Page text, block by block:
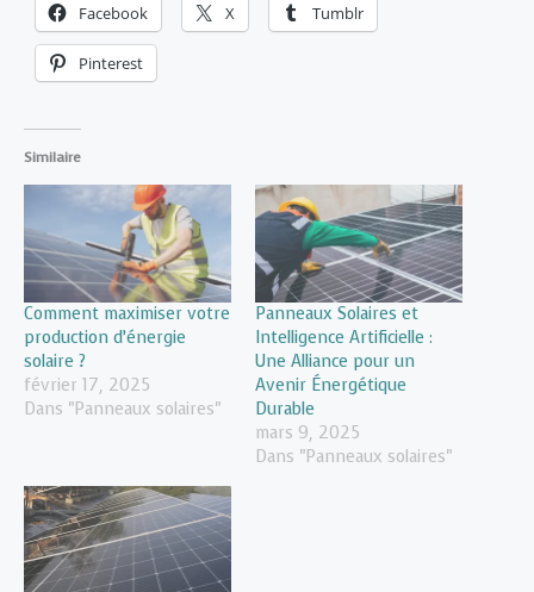
Facebook X Tumblr
Pinterest
Similaire
Comment maximiser votre
production d’énergie
solaire ?
février 17, 2025
Dans "Panneaux solaires"
Panneaux Solaires et
Intelligence Artificielle :
Une Alliance pour un
Avenir Énergétique
Durable
mars 9, 2025
Dans "Panneaux solaires"